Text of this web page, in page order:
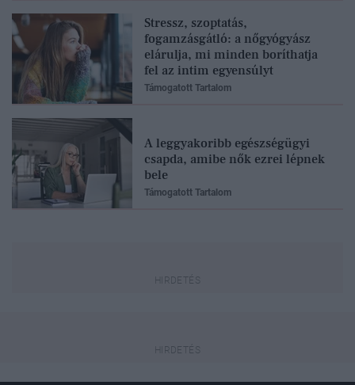
Stressz, szoptatás,
fogamzásgátló: a nőgyógyász
elárulja, mi minden boríthatja
fel az intim egyensúlyt
Támogatott Tartalom
A leggyakoribb egészségügyi
csapda, amibe nők ezrei lépnek
bele
Támogatott Tartalom